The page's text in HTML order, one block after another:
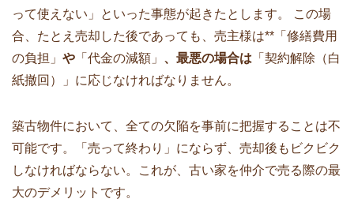
って使えない」といった事態が起きたとします。 この場
合、たとえ売却した後であっても、売主様は**「修繕費用
の負担」 や 「代金の減額」 、最悪の場合は 「契約解除（白
紙撤回）」に応じなければなりません。
築古物件において、全ての欠陥を事前に把握することは不
可能です。「売って終わり」にならず、売却後もビクビク
しなければならない。これが、古い家を仲介で売る際の最
大のデメリットです。